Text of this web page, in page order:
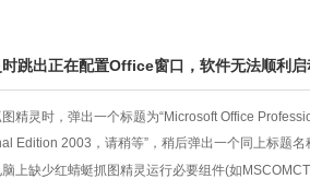
跳出正在配置Office窗口，软件无法顺利启
精灵时，弹出一个标题为“Microsoft Office
Edition 2003，请稍等”，稍后弹出一个同上标题
上缺少红蜻蜓抓图精灵运行必要组件(如